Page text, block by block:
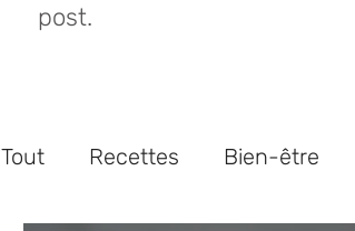
post.
Tout Recettes Bien-être